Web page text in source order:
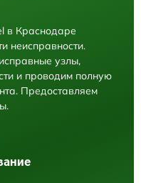
в Краснодаре
неисправности.
узлы,
и проводим полную
Предоставляем